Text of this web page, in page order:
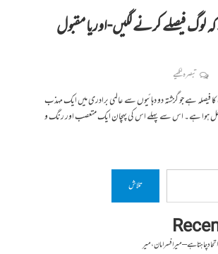
فیصلے کرنے لگیں-اوریا مقبول
تبصرہ لکھیے
ہے جو گزشتہ دو دہائیوں سے عالمی برادری میں ایک مہذب
ہوا ہے۔ اس سے پہلے اس کی پہچان ایک متعصب اور رنگ و
تلاش
چاہتا ہے – میر افسر امان،میر